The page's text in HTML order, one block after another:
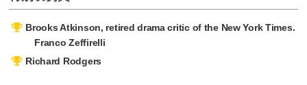
Brooks Atkinson, retired drama critic of the New York Times.
Franco Zeffirelli
Richard Rodgers